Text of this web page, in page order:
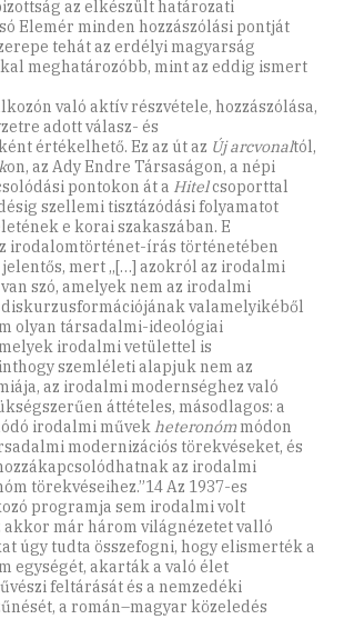
az elkészült határozati
Elemér minden hozzászólási pontját
tehát az erdélyi magyarság
meghatározóbb, mint az eddig ismert
való aktív részvétele, hozzászólása,
adott válasz- és
értékelhető. Ez az út az Új arcvonaltól,
on, az Ady Endre Társaságon, a népi
pontokon át a Hitelcsoporttal
szellemi tisztázódási folyamatot
e korai szakaszában. E
irodalomtörténet-írás történetében
mert ,,[…] azokról az irodalmi
szó, amelyek nem az irodalmi
valamelyikéből
olyan társadalmi-ideológiai
irodalmi vetülettel is
szemléleti alapjuk nem az
az irodalmi modernséghez való
áttételes, másodlagos: a
irodalmi művekheteronómmódon
modernizációs törekvéseket, és
az irodalmi
törekvéseihez.”14 Az 1937-es
programja sem irodalmi volt
akkor már három világnézetet valló
úgy tudta összefogni, hogy elismerték a
egységét, akarták a való élet
feltárását és a nemzedéki
a román–magyar közeledés